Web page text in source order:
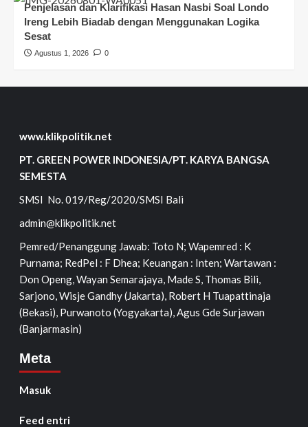
Penjelasan dan Klarifikasi Hasan Nasbi Soal Londo
Ireng Lebih Biadab dengan Menggunakan Logika
Sesat
Agustus 1, 2026 0
www.klikpolitik.net
PT. GREEN POWER INDONESIA/PT. KARYA BANGSA
SEMESTA
SMSI No. 019/Reg/2020/SMSI Bali
admin@klikpolitik.net
Pemred/Penanggung Jawab: Toto N; Wapemred : K
Purnama; RedPel : F Dhea; Keuangan : Inten; Wartawan :
Don Openg, Wayan Semarajaya, Made S, Thomas Bili,
Sarjono, Wisje Gandhy (Jakarta), Robert H Tuapattinaja
(Bekasi), Purwanoto (Yogyakarta), Agus Gde Surjawan
(Banjarmasin)
Meta
Masuk
Feed entri